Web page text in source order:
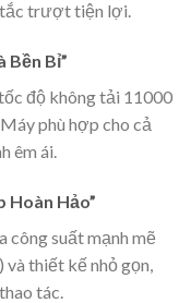
tắc trượt tiện lợi.
Bền Bỉ”
độ không tải 11000
phù hợp cho cả
êm ái.
Hoàn Hảo”
công suất mạnh mẽ
thiết kế nhỏ gọn,
tác.